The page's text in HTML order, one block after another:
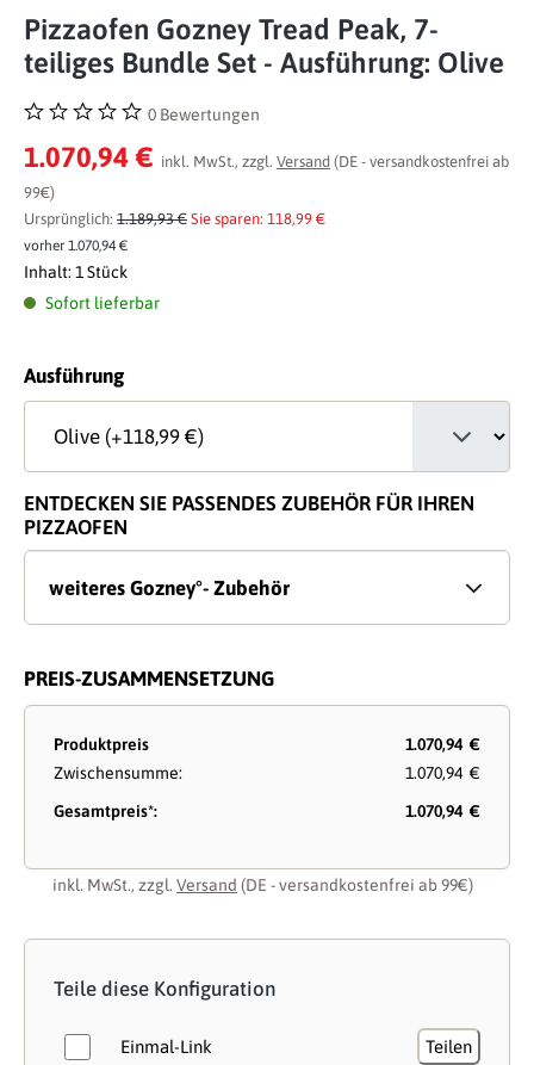
Pizzaofen Gozney Tread Peak, 7-
teiliges Bundle Set - Ausführung: Olive
Durchschnittliche Bewertung von 0 von 5 Sternen
0 Bewertungen
1.070,94 € inkl. MwSt., zzgl. Versand (DE - versandkostenfrei ab
99€)
Ursprünglich: 1.189,93 € Sie sparen: 118,99 €
vorher 1.070,94 €
Inhalt: 1 Stück
Sofort lieferbar
Ausführungauswählen
ENTDECKEN SIE PASSENDES ZUBEHÖR FÜR IHREN
PIZZAOFEN
weiteres Gozney°- Zubehör
PREIS-ZUSAMMENSETZUNG
Produktpreis
1.070,94 €
Zwischensumme:
1.070,94 €
Gesamtpreis*:
1.070,94 €
inkl. MwSt., zzgl. Versand (DE - versandkostenfrei ab 99€)
Teile diese Konfiguration
Einmal-Link Teilen